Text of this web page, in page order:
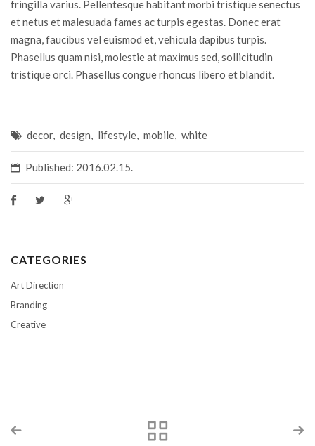
fringilla varius. Pellentesque habitant morbi tristique senectus
et netus et malesuada fames ac turpis egestas. Donec erat
magna, faucibus vel euismod et, vehicula dapibus turpis.
Phasellus quam nisi, molestie at maximus sed, sollicitudin
tristique orci. Phasellus congue rhoncus libero et blandit.
decor, design lifestyle mobile white
Published: 2016.02.15.
CATEGORIES
Art Direction
Branding
Creative